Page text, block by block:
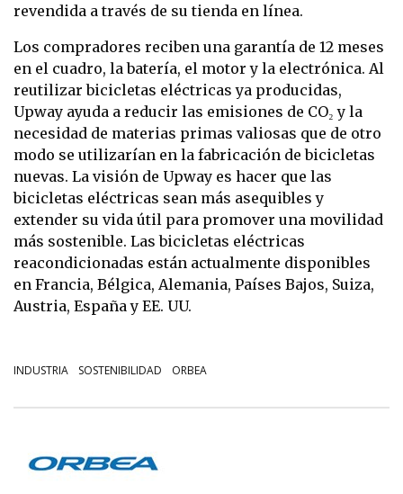
revendida a través de su tienda en línea.
Los compradores reciben una garantía de 12 meses
en el cuadro, la batería, el motor y la electrónica. Al
reutilizar bicicletas eléctricas ya producidas,
Upway ayuda a reducir las emisiones de CO₂ y la
necesidad de materias primas valiosas que de otro
modo se utilizarían en la fabricación de bicicletas
nuevas. La visión de Upway es hacer que las
bicicletas eléctricas sean más asequibles y
extender su vida útil para promover una movilidad
más sostenible. Las bicicletas eléctricas
reacondicionadas están actualmente disponibles
en Francia, Bélgica, Alemania, Países Bajos, Suiza,
Austria, España y EE. UU.
INDUSTRIA SOSTENIBILIDAD ORBEA